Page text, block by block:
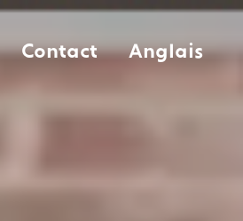
Contact Anglais